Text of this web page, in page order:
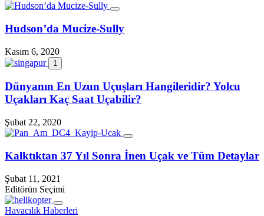
Hudson’da Mucize-Sully
Kasım 6, 2020
1
Dünyanın En Uzun Uçuşları Hangileridir? Yolcu
Uçakları Kaç Saat Uçabilir?
Şubat 22, 2020
Kalktıktan 37 Yıl Sonra İnen Uçak ve Tüm Detaylar
Şubat 11, 2021
Editörün Seçimi
Havacılık Haberleri